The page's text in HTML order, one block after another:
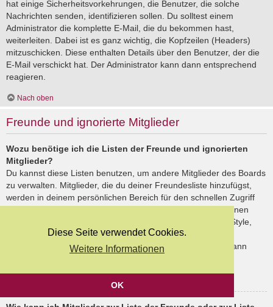
Diese Seite verwendet Cookies.
Weitere Informationen
OK
hat einige Sicherheitsvorkehrungen, die Benutzer, die solche
Nachrichten senden, identifizieren sollen. Du solltest einem
Administrator die komplette E-Mail, die du bekommen hast,
weiterleiten. Dabei ist es ganz wichtig, die Kopfzeilen (Headers)
mitzuschicken. Diese enthalten Details über den Benutzer, der die
E-Mail verschickt hat. Der Administrator kann dann entsprechend
reagieren.
Nach oben
Freunde und ignorierte Mitglieder
Wozu benötige ich die Listen der Freunde und ignorierten
Mitglieder?
Du kannst diese Listen benutzen, um andere Mitglieder des Boards
zu verwalten. Mitglieder, die du deiner Freundesliste hinzufügst,
werden in deinem persönlichen Bereich für den schnellen Zugriff
aufgelistet. Du siehst dort deren Onlinestatus und kannst ihnen
schnell eine Private Nachricht senden. Abhängig von dem Style,
den du verwendest, können Beiträge deiner Freunde auch
hervorgehoben sein. Wenn du einen Benutzer ignorierst, dann